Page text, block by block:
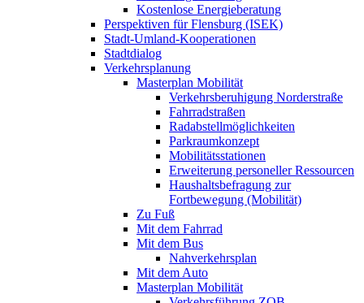
Kostenlose Energieberatung
Perspektiven für Flensburg (ISEK)
Stadt-Umland-Kooperationen
Stadtdialog
Verkehrsplanung
Masterplan Mobilität
Verkehrsberuhigung Norderstraße
Fahrradstraßen
Radabstellmöglichkeiten
Parkraumkonzept
Mobilitätsstationen
Erweiterung personeller Ressourcen
Haushaltsbefragung zur
Fortbewegung (Mobilität)
Zu Fuß
Mit dem Fahrrad
Mit dem Bus
Nahverkehrsplan
Mit dem Auto
Masterplan Mobilität